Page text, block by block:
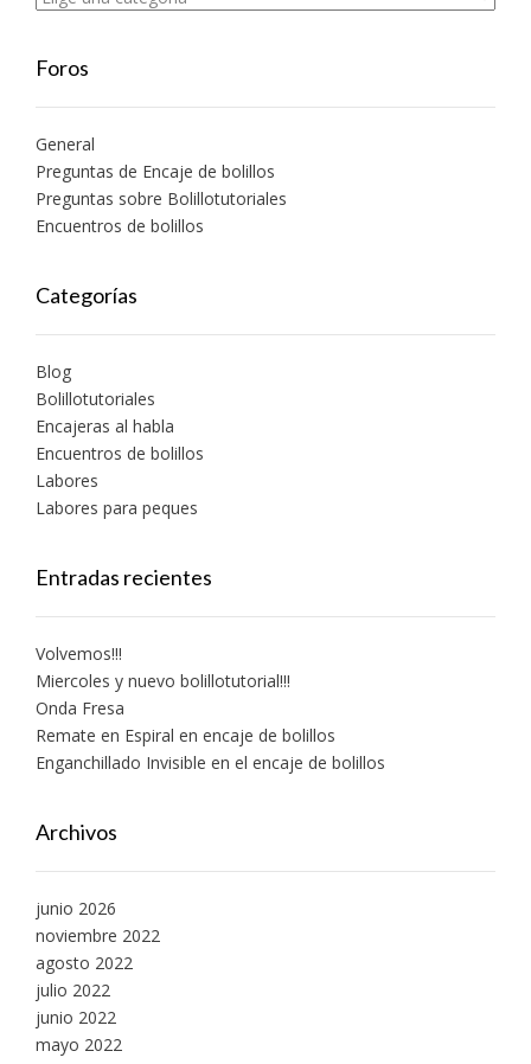
Foros
General
Preguntas de Encaje de bolillos
Preguntas sobre Bolillotutoriales
Encuentros de bolillos
Categorías
Blog
Bolillotutoriales
Encajeras al habla
Encuentros de bolillos
Labores
Labores para peques
Entradas recientes
Volvemos!!!
Miercoles y nuevo bolillotutorial!!!
Onda Fresa
Remate en Espiral en encaje de bolillos
Enganchillado Invisible en el encaje de bolillos
Archivos
junio 2026
noviembre 2022
agosto 2022
julio 2022
junio 2022
mayo 2022